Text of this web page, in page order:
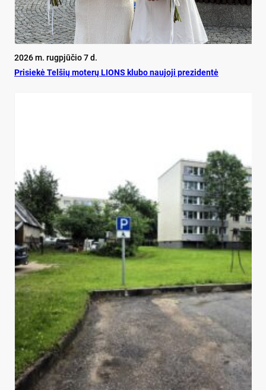
2026 m. rugpjūčio 7 d.
Pri­siekė Tel­šių mo­terų LIONS klu­bo nau­jo­ji pre­zi­dentė